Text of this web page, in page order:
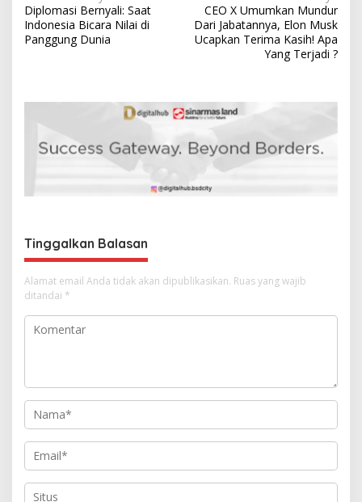
a
v
o
Diplomasi Bernyali: Saat
Indonesia Bicara Nilai di
Panggung Dunia
CEO X Umumkan Mundur
Dari Jabatannya, Elon Musk
Ucapkan Terima Kasih! Apa
Yang Terjadi ?
Tinggalkan Balasan
Alamat email Anda tidak akan dipublikasikan. Ruas yang wajib
ditandai *